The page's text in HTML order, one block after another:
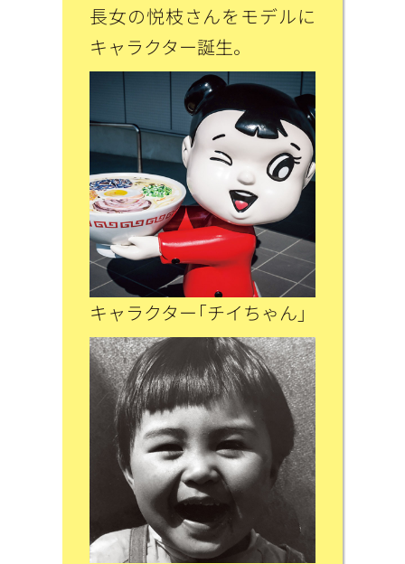
長女の悦枝さんをモデルに
キャラクター誕生。
キャラクター「チイちゃん」